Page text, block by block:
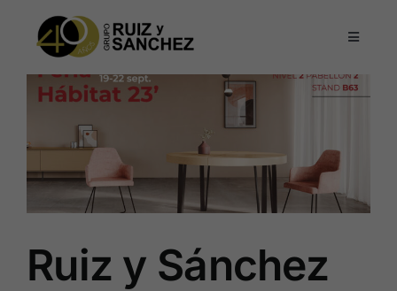
contenido
Toggle
Colección mesas y sillas
Colección Lagom – Lever
Colección kross
Conócenos
Ruiz y Sánchez